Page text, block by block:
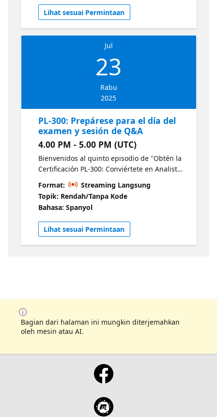
recursos, así como en la protección y
administración de elementos de Power BI.
Lihat sesuai Permintaan
Jul
23
Rabu
2025
PL-300: Prepárese para el día del
examen y sesión de Q&A
4.00 PM - 5.00 PM (UTC)
Bienvenidos al quinto episodio de "Obtén la
Certificación PL-300: Conviértete en Analista
de Datos de Power BI certificado". Este
episodio se centra en la preparación para el
examen. Explicaremos cómo prepararte, el
formato y la puntuación del examen, y
consejos prácticos. También habrá una
sesión de preguntas y respuestas con
expertos que aprobaron el examen.
Format:
Streaming Langsung
Topik: Rendah/Tanpa Kode
Bahasa: Spanyol
Lihat sesuai Permintaan
Bagian dari halaman ini mungkin diterjemahkan
oleh mesin atau AI.